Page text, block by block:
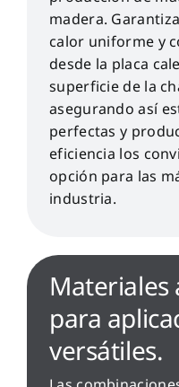
madera.
calor uniforme y
desde la placa
superficie de la
asegurando así
perfectas y
eficiencia los
opción para las
industria.
Materiales
para
versátiles.